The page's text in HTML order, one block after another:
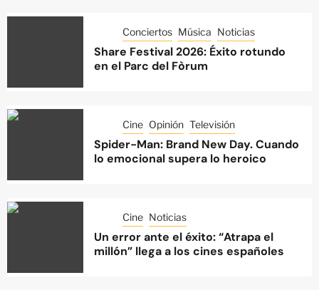
Conciertos Música Noticias
Share Festival 2026: Éxito rotundo
en el Parc del Fòrum
Cine Opinión Televisión
Spider-Man: Brand New Day. Cuando
lo emocional supera lo heroico
Cine Noticias
Un error ante el éxito: “Atrapa el
millón” llega a los cines españoles